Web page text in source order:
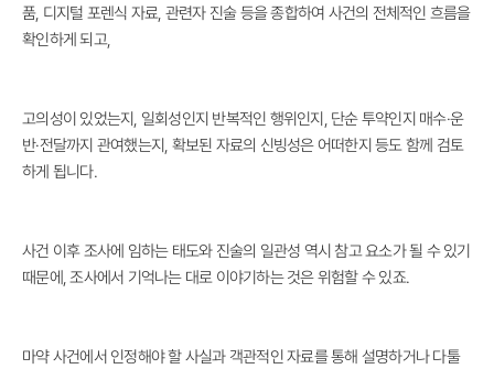
품, 디지털 포렌식 자료, 관련자 진술 등을 종합하여 사건의 전체적인 흐름을
확인하게 되고,
고의성이 있었는지, 일회성인지 반복적인 행위인지, 단순 투약인지 매수·운
반·전달까지 관여했는지, 확보된 자료의 신빙성은 어떠한지 등도 함께 검토
하게 됩니다.
사건 이후 조사에 임하는 태도와 진술의 일관성 역시 참고 요소가 될 수 있기
때문에, 조사에서 기억나는 대로 이야기하는 것은 위험할 수 있죠.
마약 사건에서 인정해야 할 사실과 객관적인 자료를 통해 설명하거나 다툴